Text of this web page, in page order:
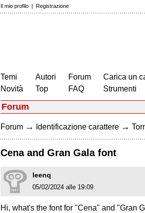
Il mio profilo | Registrazione
Temi
Novità
Autori
Top
Forum
FAQ
Carica un
Strumenti
Forum
Forum → Identificazione carattere →
Cena and Gran Gala font
leenq
05/02/2024 alle 19:09
Hi, what's the font for "Cena" and "Gran